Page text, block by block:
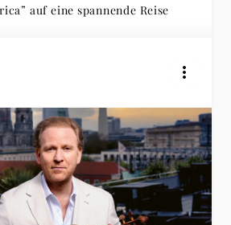
auf eine spannende Reise